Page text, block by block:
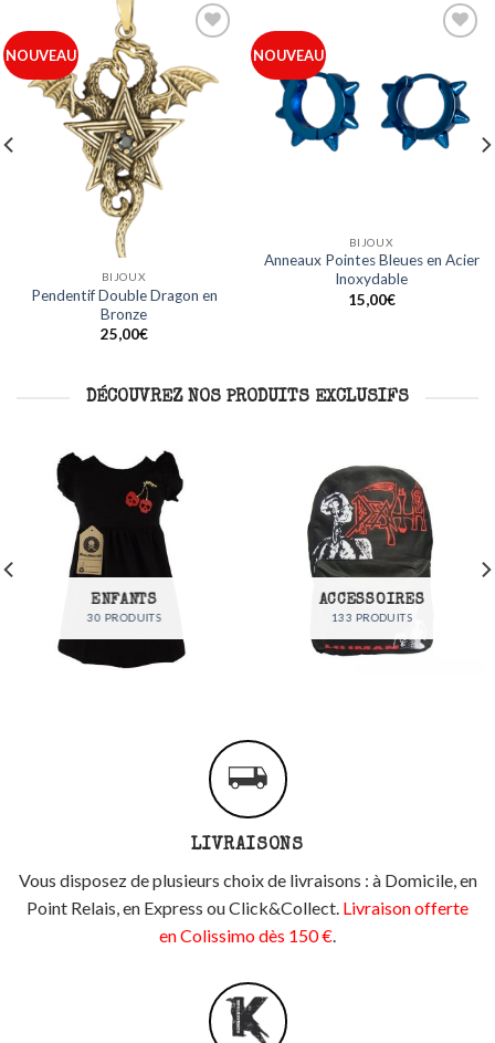
NOUVEAU
à ma
liste
BIJOUX
Anneaux Acier Ligne Bleue en
Acier Inoxydable
15,00€
NOUVEAU
liste
BIJOUX
Anneaux Noirs Design Crâne en
Acier Inoxydable
15,00€
DÉCOUVREZ NOS PRODUITS EXCLUSIFS
ENFANTS
30 PRODUITS
ACCESSOIRES
133 PRODUITS
LIVRAISONS
Vous disposez de plusieurs choix de livraisons : à Domicile, en
Point Relais, en Express ou Click&Collect. Livraison offerte
en Colissimo dès 150 €